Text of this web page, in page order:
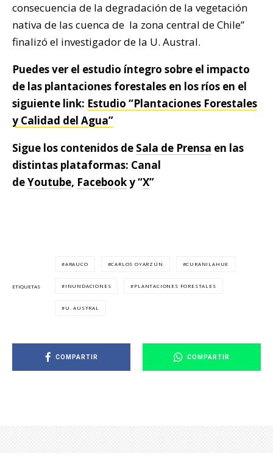
consecuencia de la degradación de la vegetación
nativa de las cuenca de la zona central de Chile”
finalizó el investigador de la U. Austral.
Puedes ver el estudio íntegro sobre el impacto
de las plantaciones forestales en los ríos en el
siguiente link: Estudio “Plantaciones Forestales
y Calidad del Agua”
Sigue los contenidos de Sala de Prensa en las
distintas plataformas: Canal
deYoutube, Facebooky “X”
ETIQUETAS
ARAUCO CARLOS OYARZÚN CURANILAHUE
INUNDACIONES PLANTACIONES FORESTALES
U. AUSTRAL
COMPARTIR COMPARTIR